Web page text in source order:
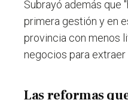
Subrayó además que
primera gestión y en
provincia con menos
negocios para extraer
Las reformas